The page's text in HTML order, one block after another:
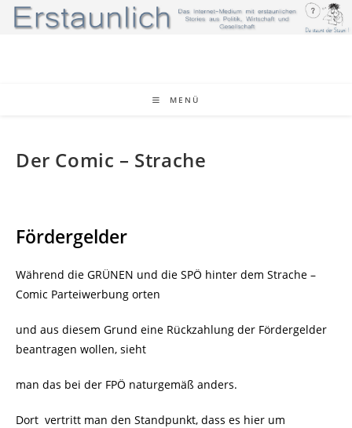
Zum
Inhalt
MENÜ
Der Comic – Strache
Fördergelder
Während die GRÜNEN und die SPÖ hinter dem Strache –
Comic Parteiwerbung orten
und aus diesem Grund eine Rückzahlung der Fördergelder
beantragen wollen, sieht
man das bei der FPÖ naturgemäß anders.
Dort vertritt man den Standpunkt, dass es hier um